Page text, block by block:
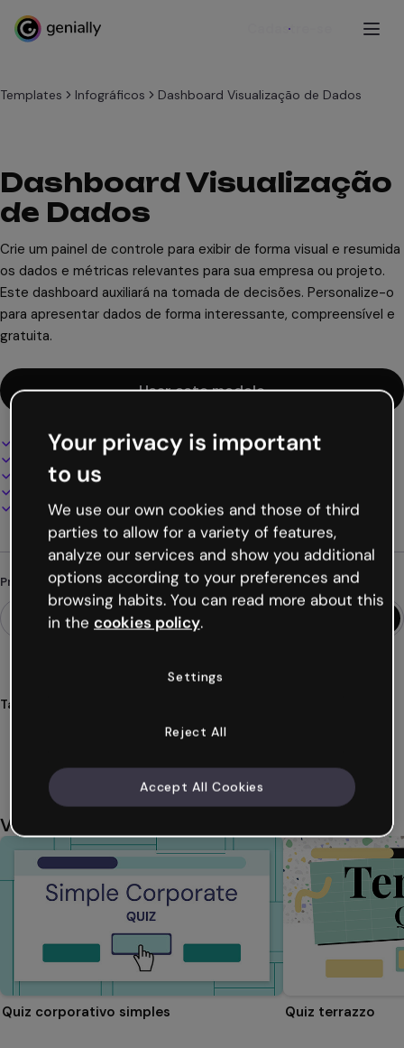
Cadastre-se
Templates Infográficos Dashboard Visualização de Dados
Dashboard Visualização
de Dados
Crie um painel de controle para exibir de forma visual e resumida
os dados e métricas relevantes para sua empresa ou projeto.
Este dashboard auxiliará na tomada de decisões. Personalize-o
para apresentar dados de forma interessante, compreensível e
gratuita.
Usar este modelo
Design interativo e animado
100% personalizável
Adicione áudio, vídeo e multimídia
Baixe em PDF, MP4 e outros formatos
Procurando algo diferente?
Tags
dashboard
Você também pode gostar
Quiz corporativo simples Quiz terrazzo
Your privacy is important
to us
We use our own cookies and those of third
parties to allow for a variety of features,
analyze our services and show you additional
options according to your preferences and
browsing habits. You can read more about this
in the cookies policy.
Settings
Reject All
Accept All Cookies